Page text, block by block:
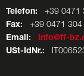
Telefon: +39 0471
Fax: +39 0471 304
Email:
info@ff-
USt-IdNr.: